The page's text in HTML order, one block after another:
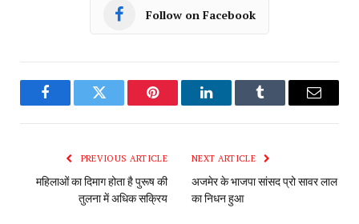
Follow on Facebook
FacebookTwitter Pinterest LinkedInTumblr Email
PREVIOUS ARTICLE
महिलाओं का दिमाग होता है पुरूष की
तुलना में अधिक सक्रिय
NEXT ARTICLE
अजमेर के भाजपा सांसद प्रो सावर लाल
का निधन हुआ